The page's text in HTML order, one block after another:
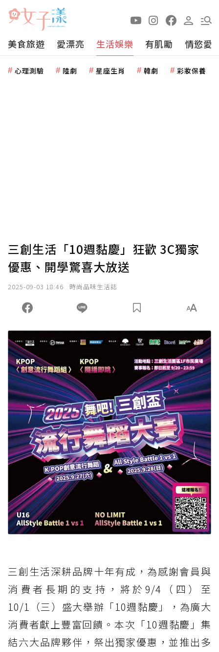
美食旅遊 愛漂亮 生活娛樂 有肌勵 情慾愛
心理測驗 陸劇 星座生肖 韓劇 彩妝保養
三創生活「10週黏慶」狂歡 3C獨家
優惠、開學驚喜大放送
2025-09-03 18:46 時尚品味生活誌
三創生活深耕品牌十年有成，為感謝會員與
消費者長期的支持，將於9/4（四）至
10/1（三）盛大舉辦「10週黏慶」，為廣大
消費者獻上豐富回饋。本次「10週黏慶」集
結六大品牌夥伴，祭出獨家優惠，並推出多